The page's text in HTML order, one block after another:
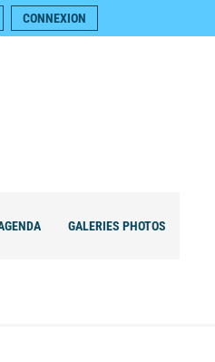
CONNEXION
GALERIES PHOTOS